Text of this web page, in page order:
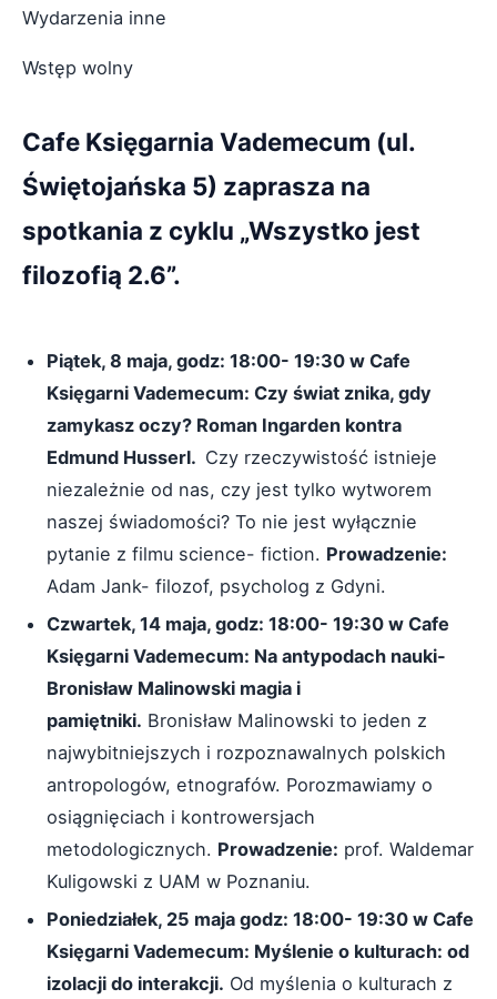
Wydarzenia inne
Wstęp wolny
Cafe Księgarnia Vademecum (ul.
Świętojańska 5) zaprasza na
spotkania z cyklu „Wszystko jest
filozofią 2.6”.
Piątek, 8 maja, godz: 18:00- 19:30 w Cafe
Księgarni Vademecum: Czy świat znika, gdy
zamykasz oczy? Roman Ingarden kontra
Edmund Husserl. Czy rzeczywistość istnieje
niezależnie od nas, czy jest tylko wytworem
naszej świadomości? To nie jest wyłącznie
pytanie z filmu science- fiction. Prowadzenie:
Adam Jank- filozof, psycholog z Gdyni.
Czwartek, 14 maja, godz: 18:00- 19:30 w Cafe
Księgarni Vademecum: Na antypodach nauki-
Bronisław Malinowski magia i
pamiętniki. Bronisław Malinowski to jeden z
najwybitniejszych i rozpoznawalnych polskich
antropologów, etnografów. Porozmawiamy o
osiągnięciach i kontrowersjach
metodologicznych. Prowadzenie: prof. Waldemar
Kuligowski z UAM w Poznaniu.
Poniedziałek, 25 maja godz: 18:00- 19:30 w Cafe
Księgarni Vademecum: Myślenie o kulturach: od
izolacji do interakcji. Od myślenia o kulturach z